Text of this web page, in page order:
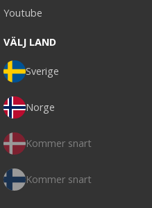
Youtube
VÄLJ LAND
Sverige
Norge
Kommer snart
Kommer snart